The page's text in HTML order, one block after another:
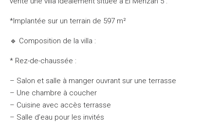
*Implantée sur un terrain de 597 m²
🔹 Composition de la villa :
* Rez-de-chaussée :
– Salon et salle à manger ouvrant sur une terrasse
– Une chambre à coucher
– Cuisine avec accès terrasse
– Salle d’eau pour les invités